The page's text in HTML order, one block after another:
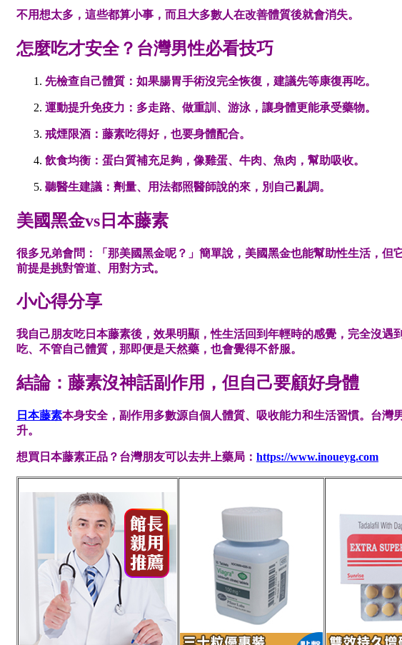
不用想太多，這些都算小事，而且大多數人在改善體質後就會消失。
怎麼吃才安全？台灣男性必看技巧
先檢查自己體質 ：如果腸胃手術沒完全恢復，建議先等康復再吃。
運動提升免疫力 ：多走路、做重訓、游泳，讓身體更能承受藥物。
戒煙限酒 ：藤素吃得好，也要身體配合。
飲食均衡 ：蛋白質補充足夠，像雞蛋、牛肉、魚肉，幫助吸收。
聽醫生建議 ：劑量、用法都照醫師說的來，別自己亂調。
美國黑金vs日本藤素
很多兄弟會問：「那美國黑金呢？」簡單說，美國黑金也能幫助性生活，
前提是挑對管道、用對方式。
小心得分享
我自己朋友吃日本藤素後，效果明顯，性生活回到年輕時的感覺，完全沒
吃、不管自己體質，那即便是天然藥，也會覺得不舒服。
結論：藤素沒神話副作用，但自己要顧好身體
日本藤素本身安全，副作用多數源自個人體質、吸收能力和生活習慣。台灣
升。
想買日本藤素正品？台灣朋友可以去井上藥局： https://www.inoueyg.com